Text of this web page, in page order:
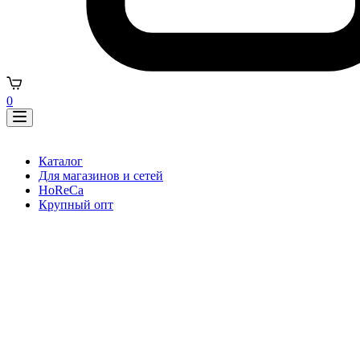
0
Каталог
Для магазинов и сетей
HoReCa
Крупный опт